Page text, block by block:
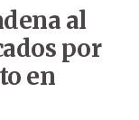
al
por
en